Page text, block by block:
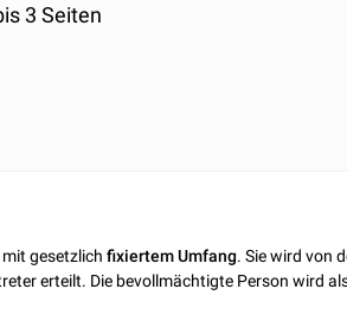
3 Seiten
mit gesetzlichfixiertemUmfang. Sie wird von
erteilt. Die bevollmächtigte Person wird